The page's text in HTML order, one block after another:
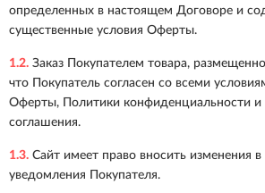
определенных в настоящем Договоре и
существенные условия Оферты.
1.2. Заказ Покупателем товара,
что Покупатель согласен со всеми
Оферты, Политики конфиденциальности и
соглашения.
1.3. Сайт имеет право вносить изменения
уведомления Покупателя.